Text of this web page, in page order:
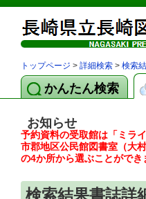
トップページ > 詳細検索 > 検索
かんたん検索
お知らせ
予約資料の受取館は「ミラ
市郡地区公民館図書室（大村
の4か所から選ぶことができ
検索結果書誌詳